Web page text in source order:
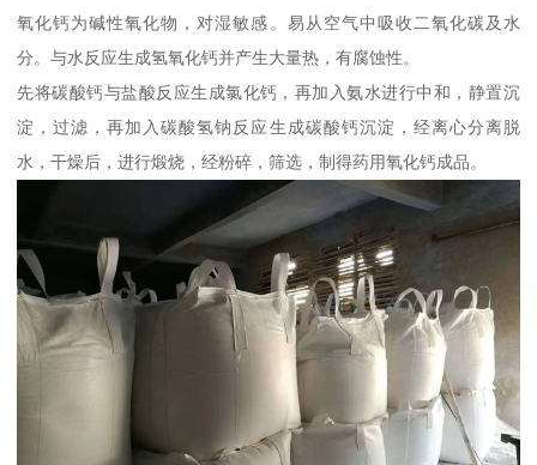
氧化钙为碱性氧化物，对湿敏感。易从空气中吸收二氧化碳及水
分。与水反应生成氢氧化钙并产生大量热，有腐蚀性。
先将碳酸钙与盐酸反应生成氯化钙，再加入氨水进行中和，静置沉
淀，过滤，再加入碳酸氢钠反应生成碳酸钙沉淀，经离心分离脱
水，干燥后，进行煅烧，经粉碎，筛选，制得药用氧化钙成品。